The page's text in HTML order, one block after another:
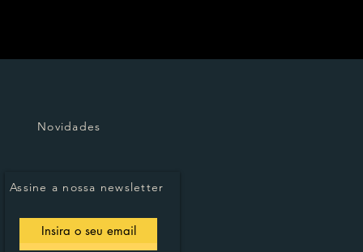
Novidades
Assine a nossa newsletter